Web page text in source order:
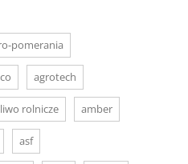
pomerania
agrotech
rolnicze amber
asf